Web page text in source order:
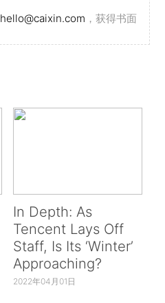
hello@caixin.com ，获得书面
In Depth: As
Tencent Lays Off
Staff, Is Its ‘Winter’
Approaching?
2022年04月01日